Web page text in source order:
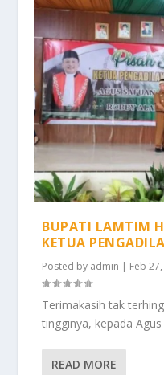
BUPATI LAMTIM
KETUA
Posted by admin | Feb
Terimakasih tak
tingginya, kepada
READ MORE